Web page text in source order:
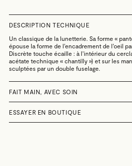
DESCRIPTION TECHNIQUE
Un classique de la lunetterie. Sa forme «
épouse la forme de l’encadrement de l’oeil
Discrète touche écaille : à l’intérieur du
acétate technique « chantilly ») et sur les
sculptées par un double fuselage.
FAIT MAIN, AVEC SOIN
ESSAYER EN BOUTIQUE